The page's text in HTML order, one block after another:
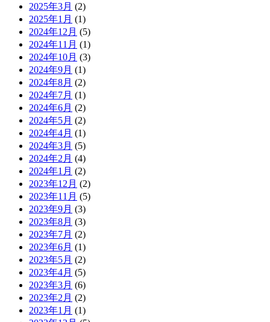
2025年3月 (2)
2025年1月 (1)
2024年12月 (5)
2024年11月 (1)
2024年10月 (3)
2024年9月 (1)
2024年8月 (2)
2024年7月 (1)
2024年6月 (2)
2024年5月 (2)
2024年4月 (1)
2024年3月 (5)
2024年2月 (4)
2024年1月 (2)
2023年12月 (2)
2023年11月 (5)
2023年9月 (3)
2023年8月 (3)
2023年7月 (2)
2023年6月 (1)
2023年5月 (2)
2023年4月 (5)
2023年3月 (6)
2023年2月 (2)
2023年1月 (1)